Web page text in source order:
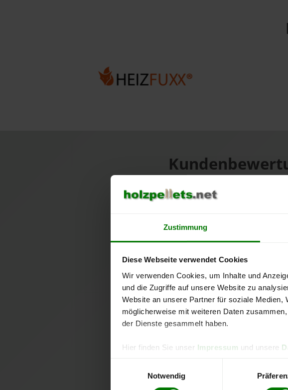
Zustimmung
Diese Webseite verwendet Cookies
Wir verwenden Cookies, um Inhalte und
und die Zugriffe auf unsere Website zu
Website an unsere Partner für soziale Medien,
möglicherweise mit weiteren Daten
der Dienste gesammelt haben.
Hier finden Sie unser Impressum und unsere
Notwendig
basierend